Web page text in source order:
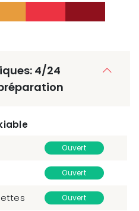
4/24
Ouvert
Ouvert
Ouvert